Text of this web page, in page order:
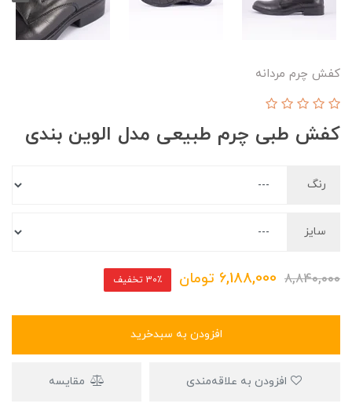
کفش چرم مردانه
کفش طبی چرم طبیعی مدل الوین بندی
رنگ
سایز
8,840,000
6,188,000 تومان 30٪ تخفیف
افزودن به سبدخرید
مقایسه